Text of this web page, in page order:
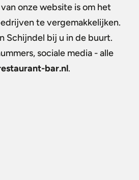
onze website is om het
te vergemakkelijken.
Schijndel bij u in de buurt.
sociale media - alle
bar.nl.